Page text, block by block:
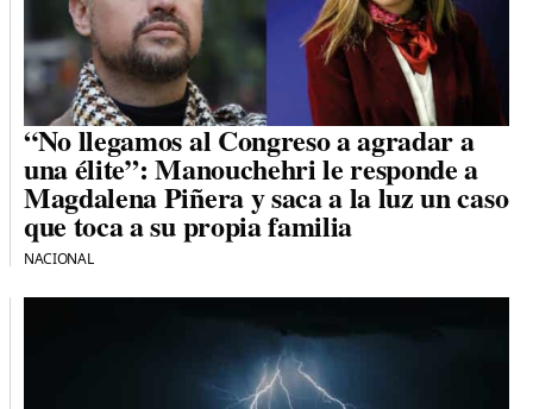
“No llegamos al Congreso a agradar a
una élite”: Manouchehri le responde a
Magdalena Piñera y saca a la luz un caso
que toca a su propia familia
NACIONAL